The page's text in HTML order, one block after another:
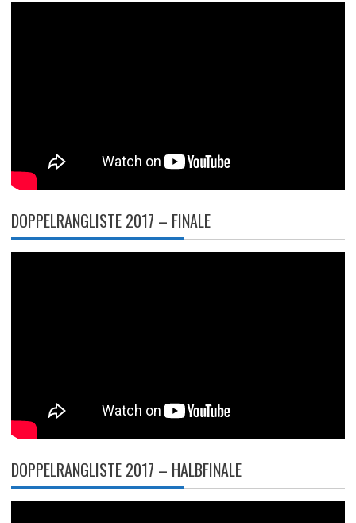
DOPPELRANGLISTE 2017 – FINALE
DOPPELRANGLISTE 2017 – HALBFINALE